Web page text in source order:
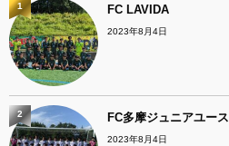
FC LAVIDA
2023年8月4日
1
FC多摩ジュニアユース
2023年8月4日
2